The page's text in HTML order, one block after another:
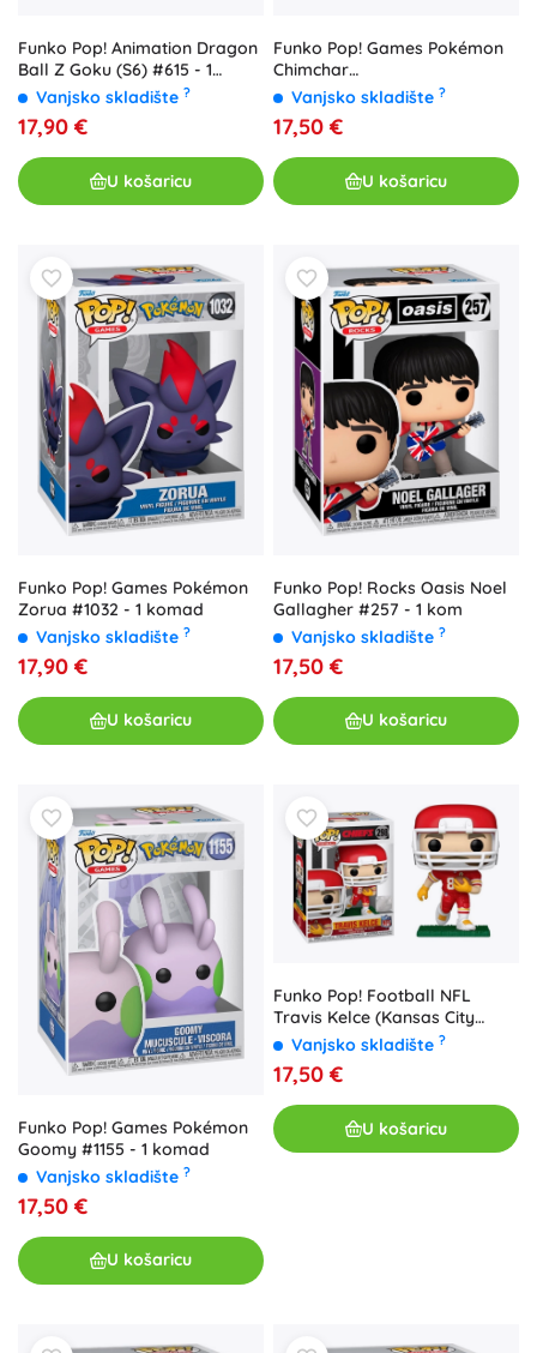
Funko Pop! Animation Dragon
Ball Z Goku (S6) #615 - 1
komad
Vanjsko skladište ?
17,90 €
U košaricu
Funko Pop! Games Pokémon
Chimchar
(Panflam/Ouisticram) #963 - 1
Vanjsko skladište ?
17,50 €
U košaricu
Funko Pop! Games Pokémon
Zorua #1032 - 1 komad
Vanjsko skladište ?
17,90 €
U košaricu
Funko Pop! Rocks Oasis Noel
Gallagher #257 - 1 kom
Vanjsko skladište ?
17,50 €
U košaricu
Funko Pop! Games Pokémon
Goomy #1155 - 1 komad
Vanjsko skladište ?
17,50 €
U košaricu
Funko Pop! Football NFL
Travis Kelce (Kansas City
Chiefs) - 1 kom
Vanjsko skladište ?
17,50 €
U košaricu